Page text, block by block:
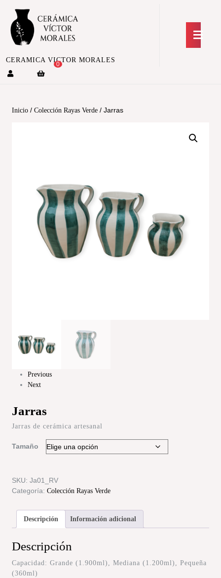
CERAMICA VICTOR MORALES
0
Inicio / Colección Rayas Verde / Jarras
Previous
Next
Jarras
Jarras de cerámica artesanal
Tamaño
SKU: Ja01_RV
Categoría: Colección Rayas Verde
Descripción Información adicional
Descripción
Capacidad: Grande (1.900ml), Mediana (1.200ml), Pequeña
(360ml)